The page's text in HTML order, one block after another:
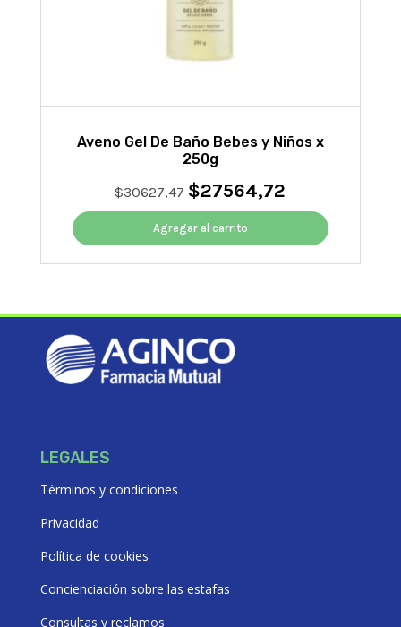
Aveno Gel De Baño Bebes y Niños x
250g
$30627,47 El
precio
original
era:
$30627,47.
$27564,72
precio
es:
$27564,72.
Agregar al carrito
LEGALES
Términos y condiciones
Privacidad
Política de cookies
Concienciación sobre las estafas
Consultas y reclamos